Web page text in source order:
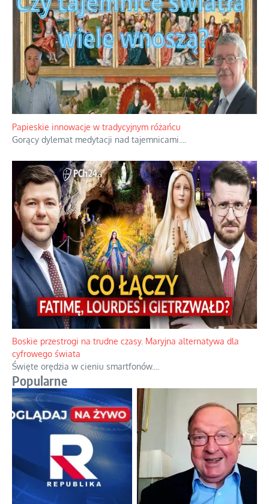
Kamienie i siekiery przeciw czołgom
Gorzka analityka decyzji warszawskich dowódców.
Papieskie innowacje w tradycyjnym różańcu
Gorący dylemat medytacji nad tajemnicami....